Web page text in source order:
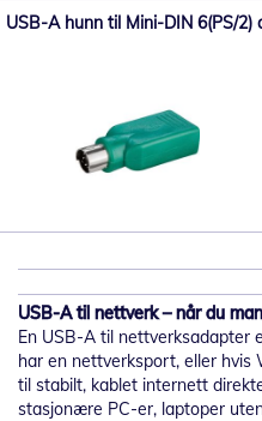
USB-A hunn til Mini-DIN 6(PS/2)
USB-A til nettverk – når du
En USB-A til nettverksadapter
har en nettverksport, eller hvis
til stabilt, kablet internett
stasjonære PC-er, laptoper